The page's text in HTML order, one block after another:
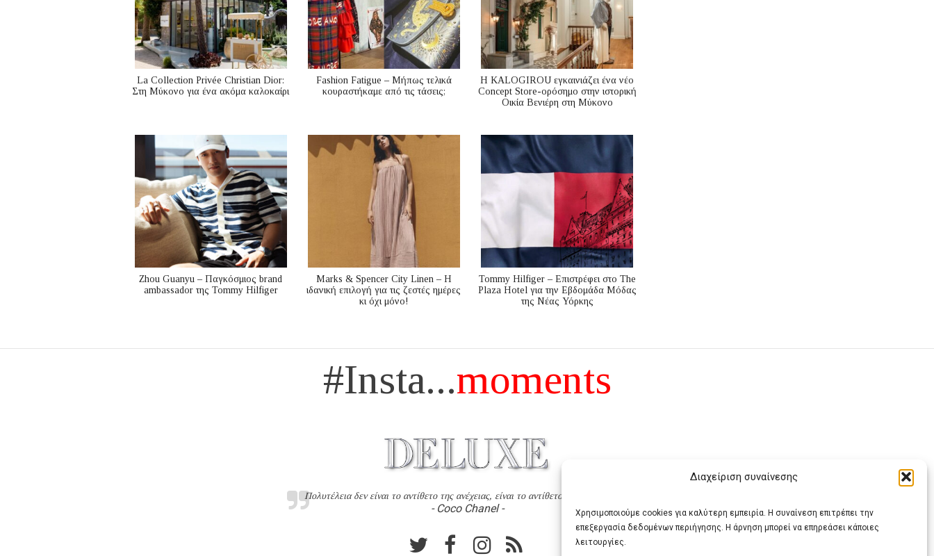
Διαχείριση συναίνεσης
Χρησιμοποιούμε cookies για καλύτερη εμπειρία. Η συναίνεση επιτρέπει την
επεξεργασία δεδομένων περιήγησης. Η άρνηση μπορεί να επηρεάσει κάποιες
λειτουργίες.
La Collection Privée Christian Dior:
Στη Μύκονο για ένα ακόμα καλοκαίρι
Fashion Fatigue – Μήπως τελικά
κουραστήκαμε από τις τάσεις;
Η KALOGIROU εγκαινιάζει ένα νέο
Concept Store-ορόσημο στην ιστορική
Οικία Βενιέρη στη Μύκονο
Zhou Guanyu – Παγκόσμιος brand
ambassador της Tommy Hilfiger
Marks & Spencer City Linen – Η
ιδανική επιλογή για τις ζεστές ημέρες
κι όχι μόνο!
Tommy Hilfiger – Επιστρέφει στο The
Plaza Hotel για την Εβδομάδα Μόδας
της Νέας Υόρκης
#Insta...moments
Πολυτέλεια δεν είναι το αντίθετο της ανέχειας, είναι το αντίθετο της χυδαιότητας
- Coco Chanel -